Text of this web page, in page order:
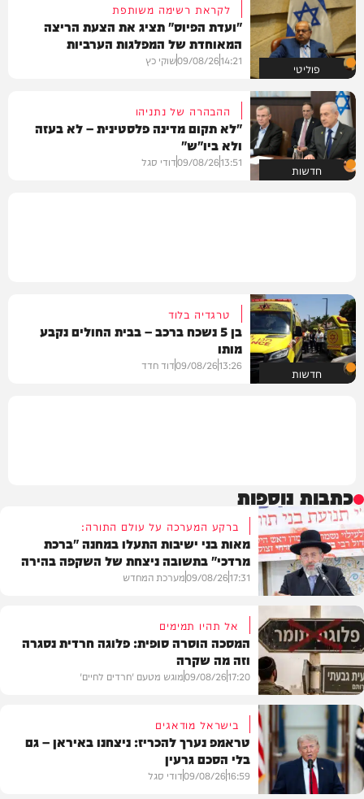
פוליטי
לקראת רשימה משותפת
"ועדת הפיוס" תציג את הצעת הריצה
המאוחדת של המפלגות הערביות
14:21
09/08/26שוקי כץ
חדשות
ההבהרה של נתניהו
"לא תקום מדינה פלסטינית – לא בעזה
ולא ביו"ש"
13:51
09/08/26דודי סגל
חדשות
טרגדיה בלוד
בן 5 נשכח ברכב – בבית החולים נקבע
מותו
13:26
09/08/26דוד חדד
כתבות נוספות
גלריות
ברקע המערכה על עולם התורה:
מאות בני ישיבות התעלו במחנה "ברכת
מרדכי" בתשובה ניצחת של השקפה בהירה
17:31
09/08/26מערכת המחדש
דעות
אל תהיו תמימים
המסכה הוסרה סופית: פלוגה חרדית נסגרה
וזה מה שקרה
17:20
09/08/26מוגש מטעם 'חרדים לחיים'
בישראל מודאגים
טראמפ נערך להכריז: ניצחנו באיראן – גם
בלי הסכם גרעין
16:59
09/08/26דודי סגל